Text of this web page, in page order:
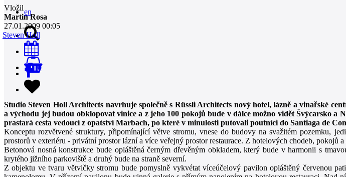
en
0
Vložil
Martin Rosa
27.01.2009 00:05
Steven Holl
Studio Steven Holl Architects navrhuje společně s Rüssli Architects nový hotel, lázně a vinařské
a východu jej budou obklopovat vinice a z jeho 100 pokojů bude v dálce možno vidět Švýcarsko
prastará cesta vedoucí z opatství Marbach, po které v minulosti putovali poutníci do Santiaga de
Konceptu rozvětvené struktury, připomínající větve stromu, vnese do budovy na svažitém pozemku,
prostorů v exteriéru - privátní prostor lázní a více veřejný prostor restaurace. Z hotelových chodeb, pokojů
Betonová nosná konstrukce bude opláštěná černým dřevěným obkladem, který bude v harmonii s
krytého jižního parkoviště a druhý bude na straně severní.
Z objektu ve tvaru větvičky stromu bude pomyslně vykvétat víceúčelový pavilon opláštěný červenou